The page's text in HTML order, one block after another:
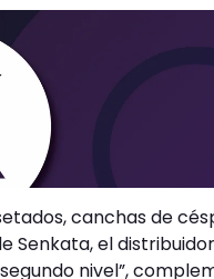
canchas de
Senkata, el
nivel”,